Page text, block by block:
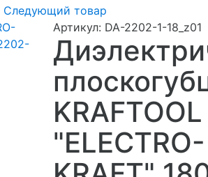
Следующий товар
Артикул: DA-2202-1-18_z01
KRAFTOOL
"ELECTRO-